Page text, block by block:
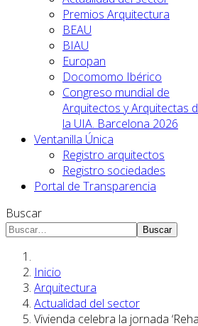
Premios Arquitectura
BEAU
BIAU
Europan
Docomomo Ibérico
Congreso mundial de
Arquitectos y Arquitectas
la UIA. Barcelona 2026
Ventanilla Única
Registro arquitectos
Registro sociedades
Portal de Transparencia
Buscar
Buscar
Inicio
Arquitectura
Actualidad del sector
Vivienda celebra la jornada